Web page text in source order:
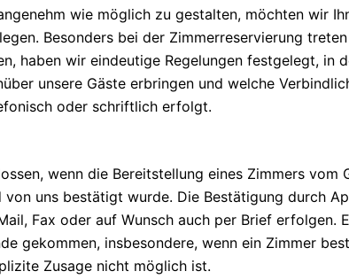
wie möglich zu gestalten, möchten wir
Besonders bei der Zimmerreservierung
haben wir eindeutige Regelungen festgelegt, in
unsere Gäste erbringen und welche
oder schriftlich erfolgt.
wenn die Bereitstellung eines Zimmers vom
uns bestätigt wurde. Die Bestätigung durch
Fax oder auf Wunsch auch per Brief erfolgen.
gekommen, insbesondere, wenn ein Zimmer
Zusage nicht möglich ist.